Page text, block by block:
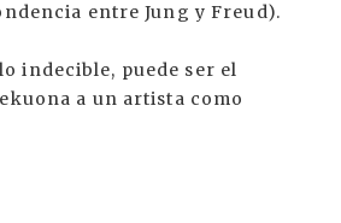
entre Jung y Freud).
indecible, puede ser el
a un artista como